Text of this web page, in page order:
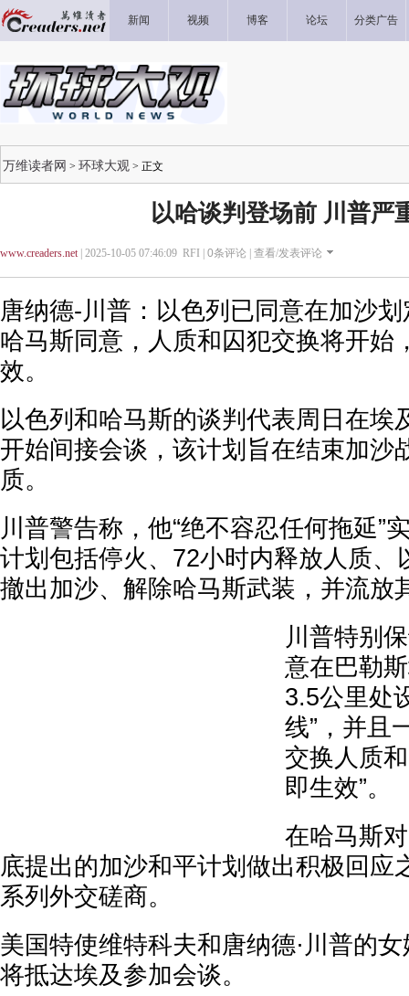
新闻 视频 博客 论坛 分类广告
万维读者网 > 环球大观 > 正文
以哈谈判登场前 川普严
www.creaders.net| 2025-10-05 07:46:09 RFI | 0条评论 | 查看/发表评论
唐纳德-川普：以色列已同意在加沙
哈马斯同意，人质和囚犯交换将开始
效。
以色列和哈马斯的谈判代表周日在埃
开始间接会谈，该计划旨在结束加沙
质。
川普警告称，他“绝不容忍任何拖延”
计划包括停火、72小时内释放人质、
撤出加沙、解除哈马斯武装，并流放
川普特别
意在巴勒
3.5公里处
线”，并且
交换人质
即生效”。
在哈马斯
底提出的加沙和平计划做出积极回应
系列外交磋商。
美国特使维特科夫和唐纳德·川普的
将抵达埃及参加会谈。